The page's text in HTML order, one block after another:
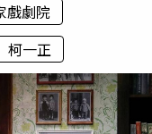
戲劇院
柯一正